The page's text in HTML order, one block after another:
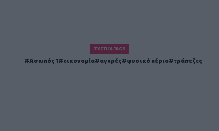
ΣΧΕΤΙΚΆ TAGS
Ασωπός 1 οικονομία αγορές φυσικό αέριο τράπεζες